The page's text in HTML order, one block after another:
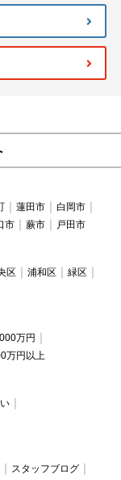
蓮田市
白岡市
市 蕨市 戸田市
区 浦和区
緑区
万円
万円以上
スタッフブログ